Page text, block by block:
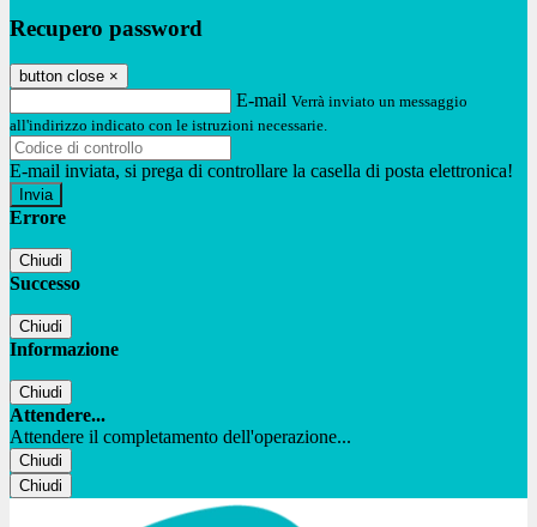
Recupero password
button close ×
E-mail Verrà inviato un messaggio
all'indirizzo indicato con le istruzioni necessarie.
E-mail inviata, si prega di controllare la casella di posta elettronica!
Errore
Chiudi
Successo
Chiudi
Informazione
Chiudi
Attendere...
Attendere il completamento dell'operazione...
Chiudi
Chiudi